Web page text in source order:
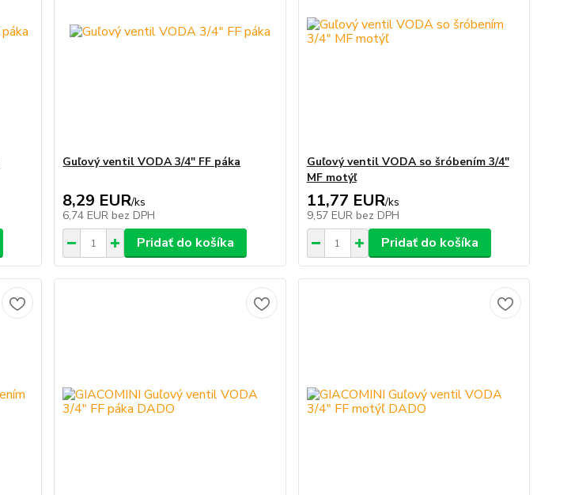
Guľový ventil VODA 3/4" FF páka
8,29 EUR/ks
6,74 EUR bez DPH
Pridať do košíka
Guľový ventil VODA so šróbením 3/4"
MF motýľ
11,77 EUR/ks
9,57 EUR bez DPH
Pridať do košíka